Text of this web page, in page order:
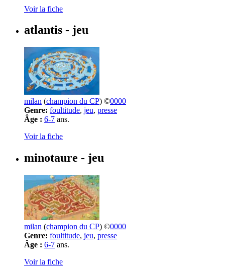
Voir la fiche
atlantis - jeu
milan (champion du CP) ©0000
Genre: foultitude, jeu, presse
Âge : 6-7 ans.
Voir la fiche
minotaure - jeu
milan (champion du CP) ©0000
Genre: foultitude, jeu, presse
Âge : 6-7 ans.
Voir la fiche